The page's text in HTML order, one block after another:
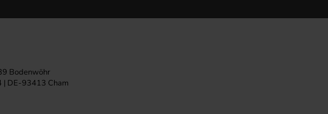
Bodenwöhr
| DE-93413 Cham